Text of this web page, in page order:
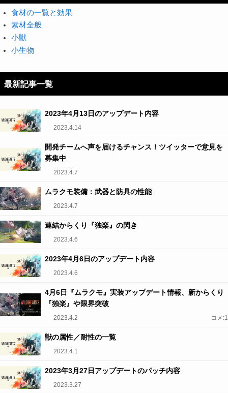
食材の一覧と効果
素材全般
小獣
小生物
最新記事一覧
2023年4月13日のアップデート内容
2023.4.14
開発チームへ声を届けるチャンス！ツイッターで意見を
募集中
2023.4.7
ムラクモ装備：武器と防具の性能
2023.4.7
連結からくり『独楽』の閃き
2023.4.6
2023年4月6日のアップデート内容
2023.4.6
4月6日『ムラクモ』実装アップデート情報、新からくり
『独楽』や限界突破
2023.4.2 コメ:1
獣の属性／耐性の一覧
2023.4.1
2023年3月27日アップデートのパッチ内容
2023.3.27